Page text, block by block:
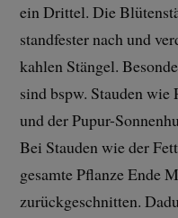
ein Drittel. Die
standfester nach und
kahlen Stängel.
sind bspw. Stauden
und der Pupur-
Bei Stauden wie der
gesamte Pflanze Ende
zurückgeschnitten.